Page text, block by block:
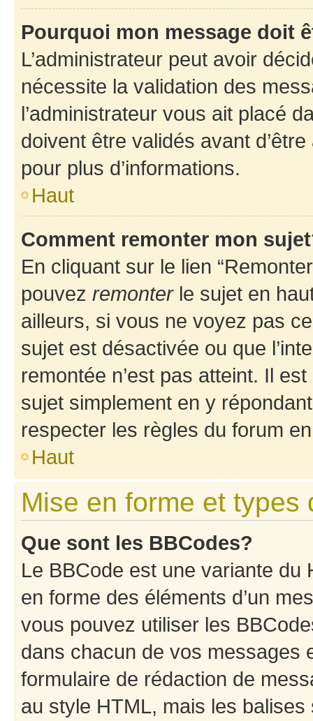
Pourquoi mon message doit
L’administrateur peut avoir
nécessite la validation des
l’administrateur vous ait placé
doivent être validés avant
pour plus d’informations.
Haut
Comment remonter mon
En cliquant sur le lien
pouvez remonterle sujet en
ailleurs, si vous ne voyez pas
sujet est désactivée ou que
remontée n’est pas atteint. Il
sujet simplement en y
respecter les règles du forum
Haut
Mise en forme et types
Que sont les BBCodes?
Le BBCode est une variante du
en forme des éléments d’un
vous pouvez utiliser les
dans chacun de vos messages
formulaire de rédaction de
au style HTML, mais les